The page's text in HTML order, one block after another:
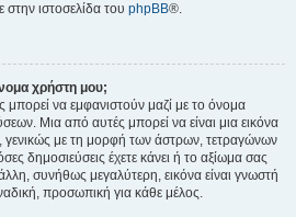
στην ιστοσελίδα του phpBB®.
χρήστη μου;
μπορεί να εμφανιστούν μαζί με το όνομα
Μια από αυτές μπορεί να είναι μια εικόνα
γενικώς με τη μορφή των άστρων, τετραγώνων
δημοσιεύσεις έχετε κάνει ή το αξίωμα σας
συνήθως μεγαλύτερη, εικόνα είναι γνωστή
προσωπική για κάθε μέλος.